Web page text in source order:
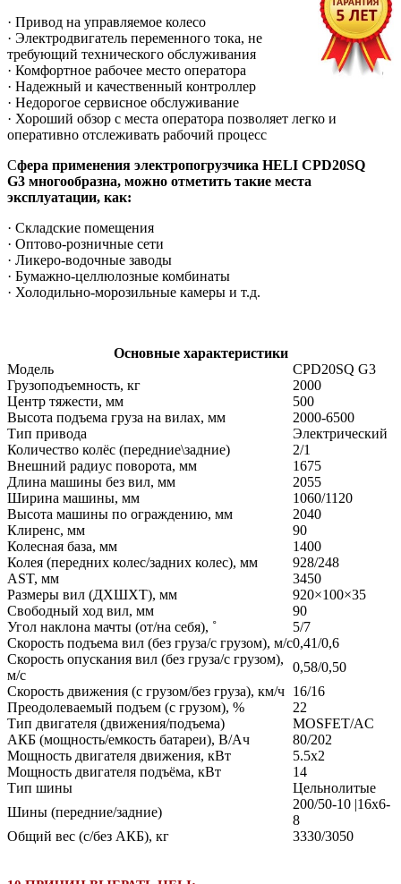
· Привод на управляемое колесо
· Электродвигатель переменного тока, не
требующий технического обслуживания
· Комфортное рабочее место оператора
· Надежный и качественный контроллер
· Недорогое сервисное обслуживание
· Хороший обзор с места оператора позволяет легко и
оперативно отслеживать рабочий процесс
Сфера применения электропогрузчика HELI CPD20SQ
G3 многообразна, можно отметить такие места
эксплуатации, как:
· Складские помещения
· Оптово-розничные сети
· Ликеро-водочные заводы
· Бумажно-целлюлозные комбинаты
· Холодильно-морозильные камеры и т.д.
Основные характеристики
Модель
CPD20SQ G3
Грузоподъемность, кг
2000
Центр тяжести, мм
500
Высота подъема груза на вилах, мм
2000-6500
Тип привода
Электрический
Количество колёс (передние\задние)
2/1
Внешний радиус поворота, мм
1675
Длина машины без вил, мм
2055
Ширина машины, мм
1060/1120
Высота машины по ограждению, мм
2040
Клиренс, мм
90
Колесная база, мм
1400
Колея (передних колес/задних колес), мм
928/248
AST, мм
3450
Размеры вил (ДXШXТ), мм
920×100×35
Свободный ход вил, мм
90
Угол наклона мачты (от/на себя), ˚
5/7
Скорость подъема вил (без груза/с грузом), м/с0,41/0,6
Скорость опускания вил (без груза/с грузом),
м/с
0,58/0,50
Скорость движения (с грузом/без груза), км/ч 16/16
Преодолеваемый подъем (с грузом), %
22
Тип двигателя (движения/подъема)
MOSFET/AC
АКБ (мощность/емкость батареи), В/Ач
80/202
Мощность двигателя движения, кВт
5.5x2
Мощность двигателя подъёма, кВт
14
Тип шины
Цельнолитые
Шины (передние/задние)
200/50-10 |16x6-
8
Общий вес (с/без АКБ), кг
3330/3050